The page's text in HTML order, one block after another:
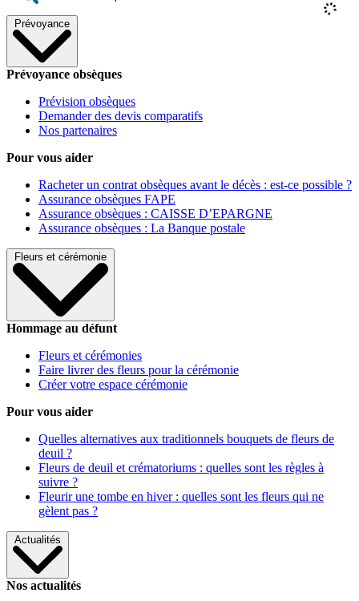
Prévoyance
Prévoyance obsèques
Prévision obsèques
Demander des devis comparatifs
Nos partenaires
Pour vous aider
Racheter un contrat obsèques avant le décès : est-ce possible ?
Assurance obsèques FAPE
Assurance obsèques : CAISSE D’EPARGNE
Assurance obsèques : La Banque postale
Fleurs et cérémonie
Hommage au défunt
Fleurs et cérémonies
Faire livrer des fleurs pour la cérémonie
Créer votre espace cérémonie
Pour vous aider
Quelles alternatives aux traditionnels bouquets de fleurs de
deuil ?
Fleurs de deuil et crématoriums : quelles sont les règles à
suivre ?
Fleurir une tombe en hiver : quelles sont les fleurs qui ne
gèlent pas ?
Actualités
Nos actualités